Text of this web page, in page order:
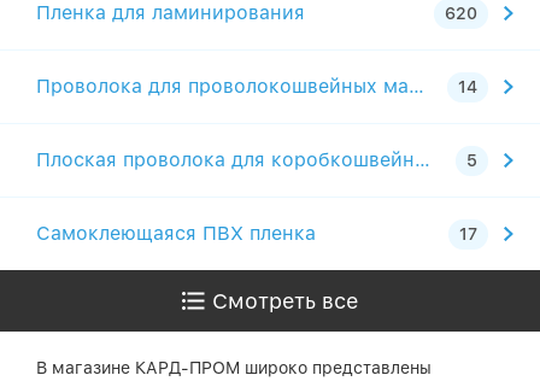
Пленка для ламинирования
Проволока для проволокошвейных машин
Плоская проволока для коробкошвейных машин
Самоклеющаяся ПВХ пленка
Смотреть все
В магазине КАРД-ПРОМ широко представлены